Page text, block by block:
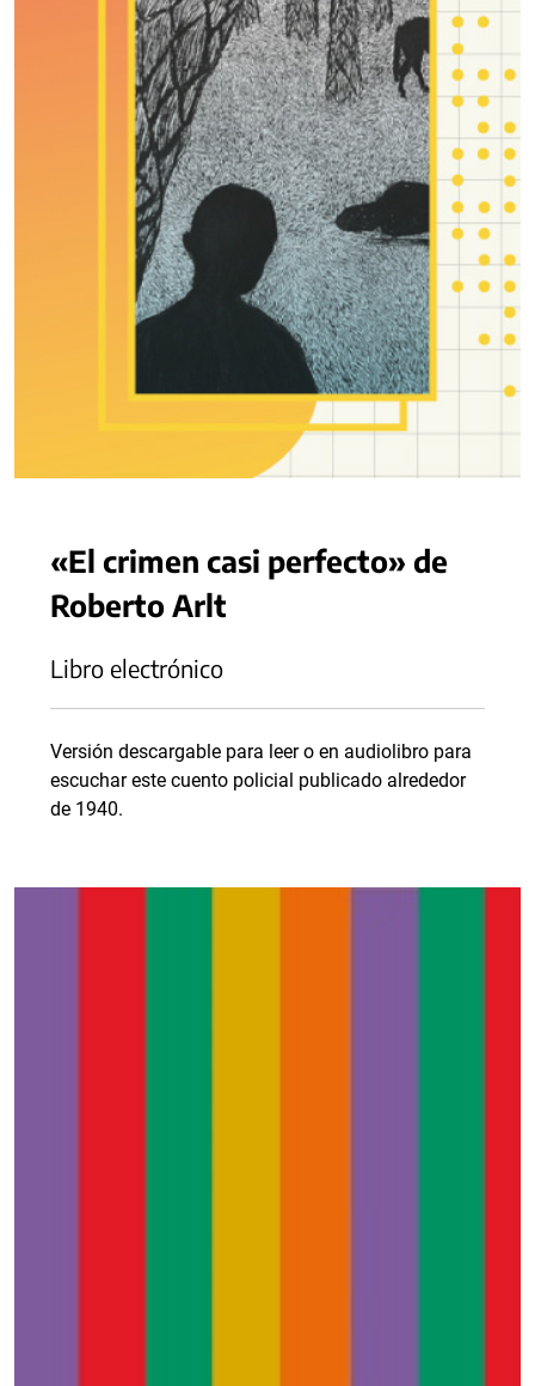
«El crimen casi perfecto» de
Roberto Arlt
Libro electrónico
Versión descargable para leer o en audiolibro para
escuchar este cuento policial publicado alrededor
de 1940.